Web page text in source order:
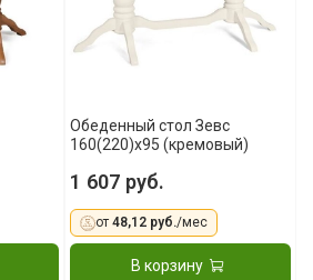
Обеденный стол Зевс
160(220)х95 (кремовый)
1 607 руб.
от48,12 руб./мес
В корзину